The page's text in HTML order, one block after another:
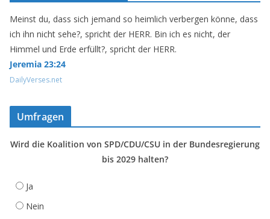
Meinst du, dass sich jemand so heimlich verbergen könne, dass
ich ihn nicht sehe?, spricht der HERR. Bin ich es nicht, der
Himmel und Erde erfüllt?, spricht der HERR.
Jeremia 23:24
DailyVerses.net
Umfragen
Wird die Koalition von SPD/CDU/CSU in der Bundesregierung
bis 2029 halten?
Ja
Nein